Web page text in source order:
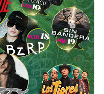
comentó.
Uber no complete
cumpla con las
plataforma no podrá
San Luis Potosí.
será la plataforma oficial